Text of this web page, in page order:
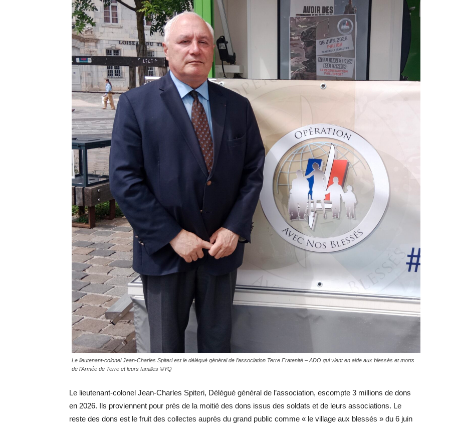
Le lieutenant-colonel Jean-Charles Spiteri est le délégué général de l’association Terre Fratenité – ADO qui vient en aide aux blessés et morts
de l’Armée de Terre et leurs familles ©YQ
Le lieutenant-colonel Jean-Charles Spiteri, Délégué général de l’association, escompte 3 millions de dons
en 2026. Ils proviennent pour près de la moitié des dons issus des soldats et de leurs associations. Le
reste des dons est le fruit des collectes auprès du grand public comme « le village aux blessés » du 6 juin